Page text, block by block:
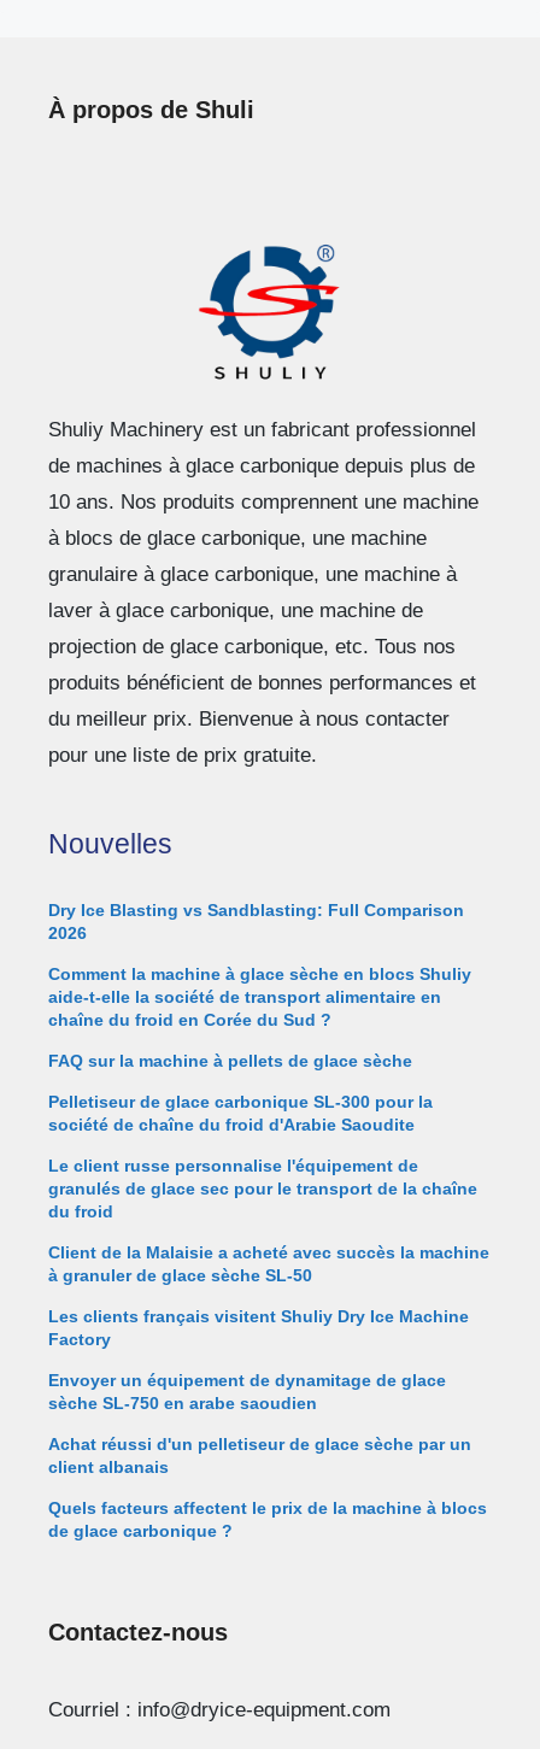
À propos de Shuli
Shuliy Machinery est un fabricant professionnel
de machines à glace carbonique depuis plus de
10 ans. Nos produits comprennent une machine
à blocs de glace carbonique, une machine
granulaire à glace carbonique, une machine à
laver à glace carbonique, une machine de
projection de glace carbonique, etc. Tous nos
produits bénéficient de bonnes performances et
du meilleur prix. Bienvenue à nous contacter
pour une liste de prix gratuite.
Nouvelles
Dry Ice Blasting vs Sandblasting: Full Comparison
2026
Comment la machine à glace sèche en blocs Shuliy
aide-t-elle la société de transport alimentaire en
chaîne du froid en Corée du Sud ?
FAQ sur la machine à pellets de glace sèche
Pelletiseur de glace carbonique SL-300 pour la
société de chaîne du froid d'Arabie Saoudite
Le client russe personnalise l'équipement de
granulés de glace sec pour le transport de la chaîne
du froid
Client de la Malaisie a acheté avec succès la machine
à granuler de glace sèche SL-50
Les clients français visitent Shuliy Dry Ice Machine
Factory
Envoyer un équipement de dynamitage de glace
sèche SL-750 en arabe saoudien
Achat réussi d'un pelletiseur de glace sèche par un
client albanais
Quels facteurs affectent le prix de la machine à blocs
de glace carbonique ?
Contactez-nous
Courriel : info@dryice-equipment.com